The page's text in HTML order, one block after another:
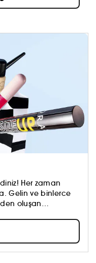
Her zaman
Gelin ve binlerce
oluşan
sürmeye, kendi
ve hepsinden de
çekinmeyin!